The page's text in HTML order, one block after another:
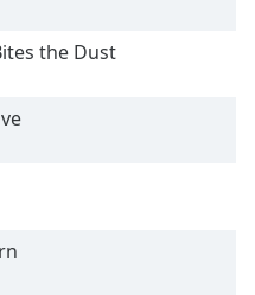
the Dust